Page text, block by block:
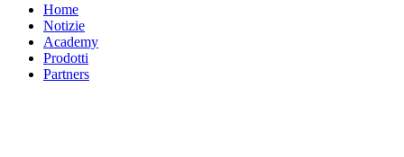
Home
Notizie
Academy
Prodotti
Partners